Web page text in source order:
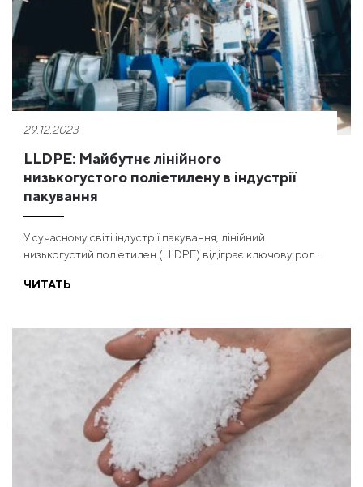
29.12.2023
LLDPE: Майбутнє лінійного
низькогустого поліетилену в індустрії
пакування
У сучасному світі індустрії пакування, лінійний
низькогустий поліетилен (LLDPE) відіграє ключову рол...
ЧИТАТЬ